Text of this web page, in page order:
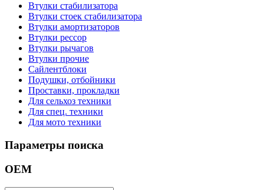
Втулки стабилизатора
Втулки стоек стабилизатора
Втулки амортизаторов
Втулки рессор
Втулки рычагов
Втулки прочие
Сайлентблоки
Подушки, отбойники
Проставки, прокладки
Для сельхоз техники
Для спец. техники
Для мото техники
Параметры поиска
ОЕМ